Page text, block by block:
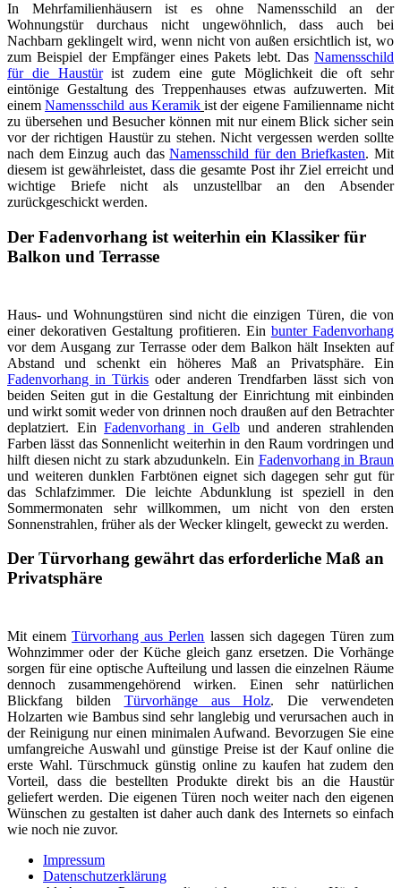
In Mehrfamilienhäusern ist es ohne Namensschild an der
Wohnungstür durchaus nicht ungewöhnlich, dass auch bei
Nachbarn geklingelt wird, wenn nicht von außen ersichtlich ist, wo
zum Beispiel der Empfänger eines Pakets lebt. Das Namensschild
für die Haustürist zudem eine gute Möglichkeit die oft sehr
eintönige Gestaltung des Treppenhauses etwas aufzuwerten. Mit
einemNamensschild aus Keramik ist der eigene Familienname nicht
zu übersehen und Besucher können mit nur einem Blick sicher sein
vor der richtigen Haustür zu stehen. Nicht vergessen werden sollte
nach dem Einzug auch dasNamensschild für den Briefkasten. Mit
diesem ist gewährleistet, dass die gesamte Post ihr Ziel erreicht und
wichtige Briefe nicht als unzustellbar an den Absender
zurückgeschickt werden.
Der Fadenvorhang ist weiterhin ein Klassiker für
Balkon und Terrasse
Haus- und Wohnungstüren sind nicht die einzigen Türen, die von
einer dekorativen Gestaltung profitieren. Ein bunter Fadenvorhang
vor dem Ausgang zur Terrasse oder dem Balkon hält Insekten auf
Abstand und schenkt ein höheres Maß an Privatsphäre. Ein
Fadenvorhang in Türkis oder anderen Trendfarben lässt sich von
beiden Seiten gut in die Gestaltung der Einrichtung mit einbinden
und wirkt somit weder von drinnen noch draußen auf den Betrachter
deplatziert. EinFadenvorhang in Gelbund anderen strahlenden
Farben lässt das Sonnenlicht weiterhin in den Raum vordringen und
hilft diesen nicht zu stark abzudunkeln. Ein Fadenvorhang in Braun
und weiteren dunklen Farbtönen eignet sich dagegen sehr gut für
das Schlafzimmer. Die leichte Abdunklung ist speziell in den
Sommermonaten sehr willkommen, um nicht von den ersten
Sonnenstrahlen, früher als der Wecker klingelt, geweckt zu werden.
Der Türvorhang gewährt das erforderliche Maß an
Privatsphäre
Mit einemTürvorhang aus Perlen lassen sich dagegen Türen zum
Wohnzimmer oder der Küche gleich ganz ersetzen. Die Vorhänge
sorgen für eine optische Aufteilung und lassen die einzelnen Räume
dennoch zusammengehörend wirken. Einen sehr natürlichen
Blickfang bilden Türvorhänge aus Holz. Die verwendeten
Holzarten wie Bambus sind sehr langlebig und verursachen auch in
der Reinigung nur einen minimalen Aufwand. Bevorzugen Sie eine
umfangreiche Auswahl und günstige Preise ist der Kauf online die
erste Wahl. Türschmuck günstig online zu kaufen hat zudem den
Vorteil, dass die bestellten Produkte direkt bis an die Haustür
geliefert werden. Die eigenen Türen noch weiter nach den eigenen
Wünschen zu gestalten ist daher auch dank des Internets so einfach
wie noch nie zuvor.
Impressum
Datenschutzerklärung